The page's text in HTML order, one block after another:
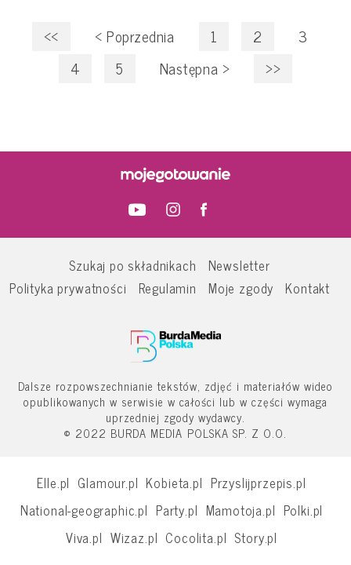
<< < Poprzednia 1 2
3
4
5 Następna > >>
Szukaj po składnikach
Newsletter
Polityka prywatności
Regulamin Moje zgody Kontakt
Dalsze rozpowszechnianie tekstów, zdjęć i materiałów wideo
opublikowanych w serwisie w całości lub w części wymaga
uprzedniej zgody wydawcy.
© 2022 BURDA MEDIA POLSKA SP. Z O.O.
Elle.pl Glamour.pl Kobieta.pl Przyslijprzepis.pl
National-geographic.pl Party.pl Mamotoja.pl Polki.pl
Viva.pl Wizaz.pl Cocolita.pl Story.pl